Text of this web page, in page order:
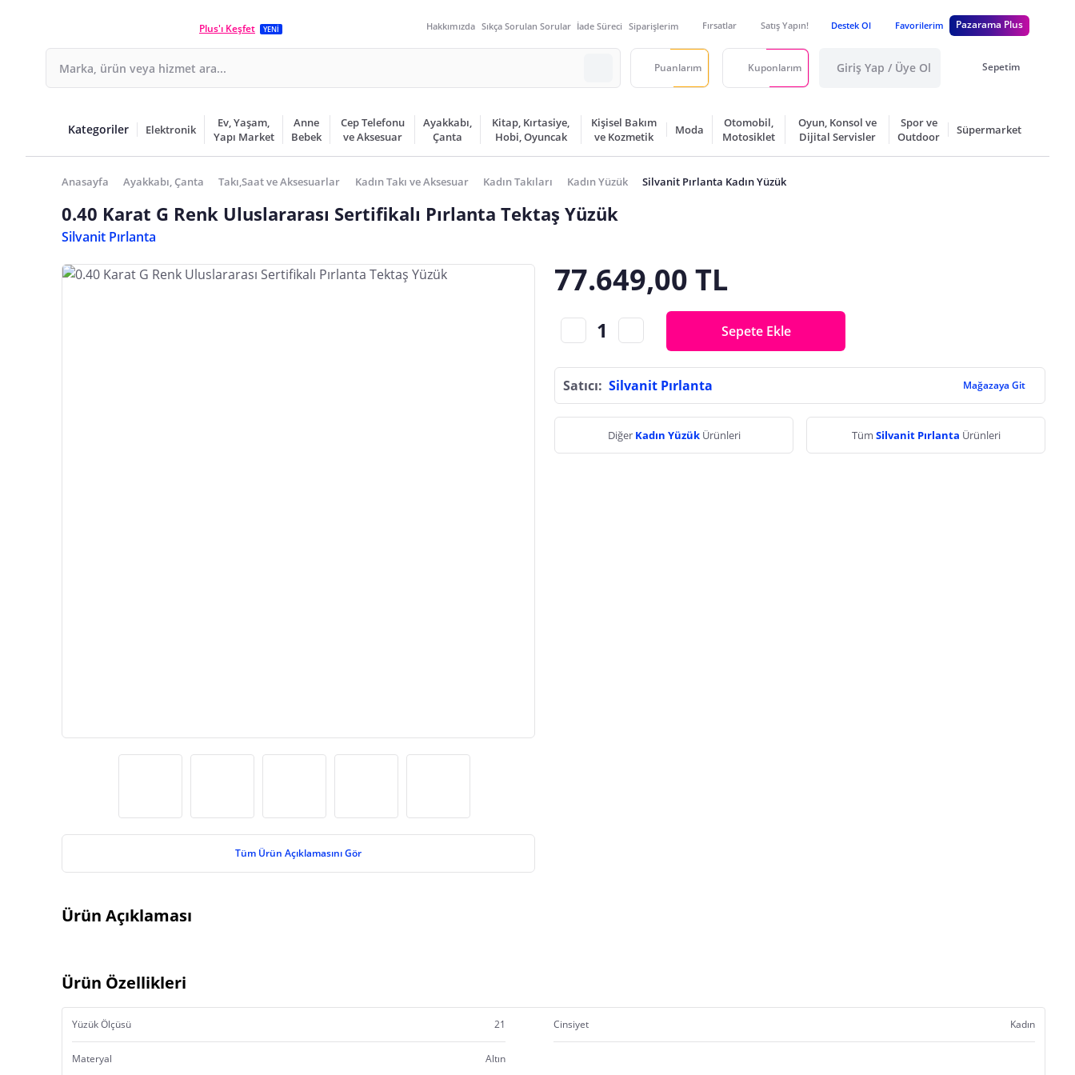
Plus'ı Keşfet YENİ Hakkımızda Sıkça Sorulan Sorular İade Süreci Siparişlerim Fırsatlar Satış Yapın! Destek Ol Favorilerim Pazarama Plus
Puanlarım Kuponlarım Giriş Yap / Üye Ol Sepetim
Kategoriler Elektronik
Ev, Yaşam,
Yapı Market
Anne
Bebek
Cep Telefonu
ve Aksesuar
Ayakkabı,
Çanta
Kitap, Kırtasiye,
Hobi, Oyuncak
Kişisel Bakım
ve Kozmetik
Moda
Otomobil,
Motosiklet
Oyun, Konsol ve
Dijital Servisler
Spor ve
Outdoor
Süpermarket
Anasayfa Ayakkabı, Çanta Takı,Saat ve Aksesuarlar Kadın Takı ve Aksesuar Kadın Takıları Kadın Yüzük Silvanit Pırlanta Kadın Yüzük
0.40 Karat G Renk Uluslararası Sertifikalı Pırlanta Tektaş Yüzük
Silvanit Pırlanta
Tüm Ürün Açıklamasını Gör
77.649,00 TL
Sepete Ekle
Satıcı: Silvanit Pırlanta Mağazaya Git
Diğer Kadın Yüzük Ürünleri Tüm Silvanit Pırlanta Ürünleri
Ürün Açıklaması
Ürün Özellikleri
Yüzük Ölçüsü 21 Cinsiyet Kadın
Materyal Altın